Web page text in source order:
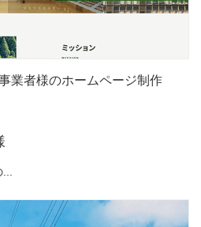
業者様のホームページ制作